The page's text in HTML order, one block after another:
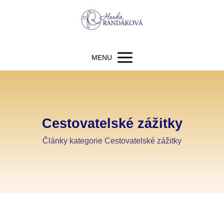
MENU
Cestovatelské zážitky
Články kategorie Cestovatelské zážitky